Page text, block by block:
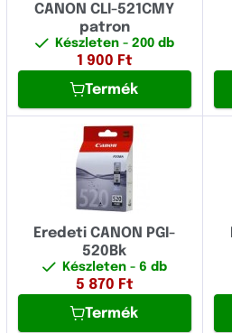
CANON CLI-521CMY
patron
Készleten - 200 db
1 900 Ft
Termék
Eredeti CANON PGI-
520Bk
Készleten - 6 db
5 870 Ft
Termék